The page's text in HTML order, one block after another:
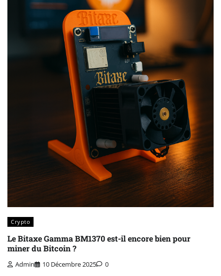
Crypto
Le Bitaxe Gamma BM1370 est-il encore bien pour
miner du Bitcoin ?
Admin 10 Décembre 2025 0